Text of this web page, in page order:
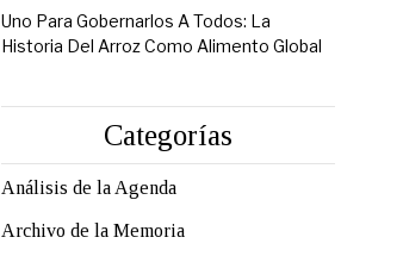
Uno Para Gobernarlos A Todos: La
Historia Del Arroz Como Alimento Global
Categorías
Análisis de la Agenda
Archivo de la Memoria